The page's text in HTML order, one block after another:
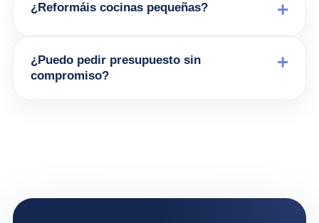
¿Reformáis cocinas pequeñas?
¿Puedo pedir presupuesto sin
compromiso?